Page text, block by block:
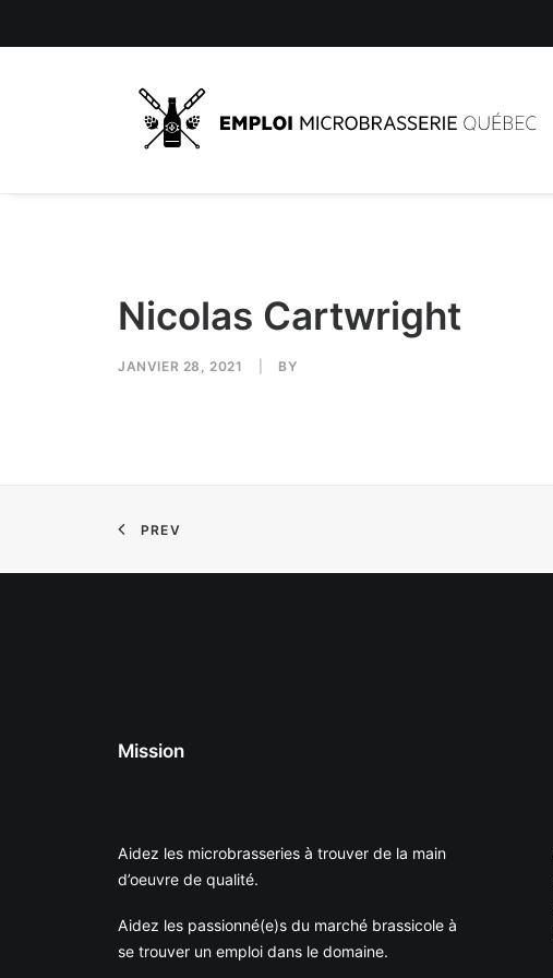
Nicolas Cartwright
JANVIER 28, 2021 BY
PREV
Mission
Aidez les microbrasseries à trouver de la main
d’oeuvre de qualité.
Aidez les passionné(e)s du marché brassicole à
se trouver un emploi dans le domaine.